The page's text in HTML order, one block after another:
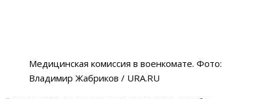
Медицинская комиссия в военкомате. Фото:
Владимир Жабриков / URA.RU